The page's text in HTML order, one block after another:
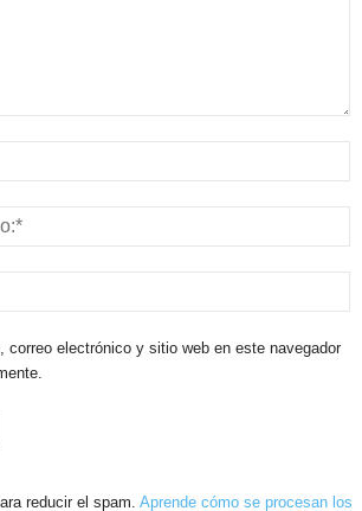
correo electrónico y sitio web en este navegador
reducir el spam. Aprende cómo se procesan los